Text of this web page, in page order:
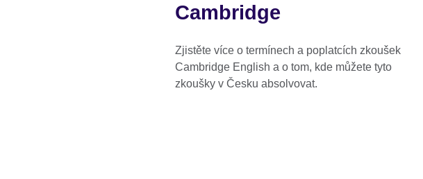
Cambridge
Zjistěte více o termínech a poplatcích zkoušek
Cambridge English a o tom, kde můžete tyto
zkoušky v Česku absolvovat.